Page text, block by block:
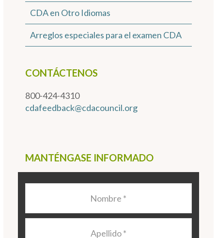
CDA en Otro Idiomas
Arreglos especiales para el examen CDA
CONTÁCTENOS
800-424-4310
cdafeedback@cdacouncil.org
MANTÉNGASE INFORMADO